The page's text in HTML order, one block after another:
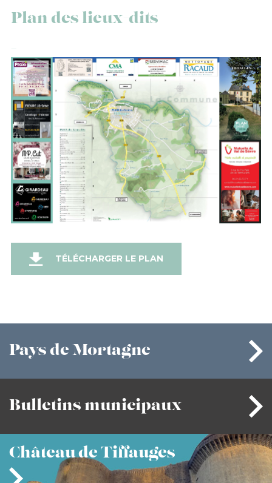
Plan des lieux-dits
TÉLÉCHARGER LE PLAN
Pays de Mortagne
Bulletins municipaux
Châteaude Tiffauges